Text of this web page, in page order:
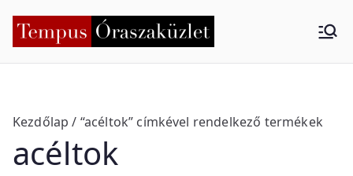
Tempus
küzlet
Kezdőlap / “acéltok” címkével rendelkező termékek
acéltok